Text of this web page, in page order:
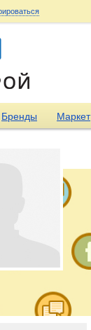
Бренды Маркет